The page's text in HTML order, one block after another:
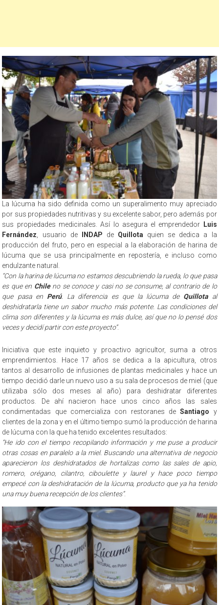
La lúcuma ha sido definida como un superalimento muy apreciado
por sus propiedades nutritivas y su excelente sabor, pero además por
sus propiedades medicinales. Así lo asegura el emprendedor
Luis
Fernández, usuario de INDAP de Quillota quien se dedica a la
producción del fruto, pero en especial a la elaboración de harina de
lúcuma que se usa principalmente en repostería, e incluso como
endulzante natural.
“Con la harina de lúcuma no estamos descubriendo la rueda, lo que pasa
es que en Chileno se conoce y casi no se consume, al contrario de lo
que pasa en Perú. La diferencia es que la lúcuma de Quillotaal
deshidratarla tiene un sabor mucho más potente. Las condiciones del
clima son diferentes y la lúcuma es más dulce, así que no lo pensé dos
veces y decidí partir con este proyecto”.
Iniciativa que este inquieto y proactivo agricultor, suma a otros
emprendimientos. Hace 17 años se dedica a la apicultura, otros
tantos al desarrollo de infusiones de plantas medicinales y hace un
tiempo decidió darle un nuevo uso a su sala de procesos de miel (que
utilizaba sólo dos meses al año) para deshidratar diferentes
productos. De ahí nacieron hace unos cinco años las sales
condimentadas que comercializa con restoranes deSantiago y
clientes de la zona y en el último tiempo sumó la producción de harina
de lúcuma con la que ha tenido excelentes resultados:
“He ido con el tiempo recopilando información y me puse a producir
otras cosas en paralelo a la miel. Buscando una alternativa de negocio
aparecieron los deshidratados de hortalizas como las sales de apio,
romero, orégano, cilantro, ciboulette y laurel y hace poco tiempo
empecé con la deshidratación de la lúcuma, producto que ya ha tenido
una muy buena recepción de los clientes”.